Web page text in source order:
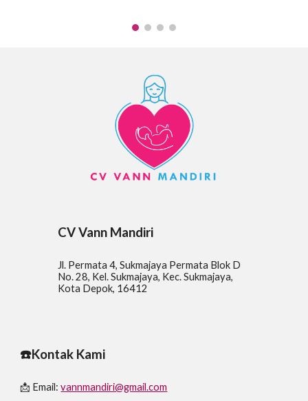
CV Vann Mandiri
Jl. Permata 4, Sukmajaya Permata Blok D
No. 28, Kel. Sukmajaya, Kec. Sukmajaya,
Kota Depok, 16412
☎️Kontak Kami
📩 Email:vannmandiri@gmail.com